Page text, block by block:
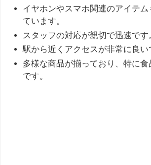
イヤホンやスマホ関連のアイテム
ています。
スタッフの対応が親切で迅速です
駅から近くアクセスが非常に良い
多様な商品が揃っており、特に食
です。